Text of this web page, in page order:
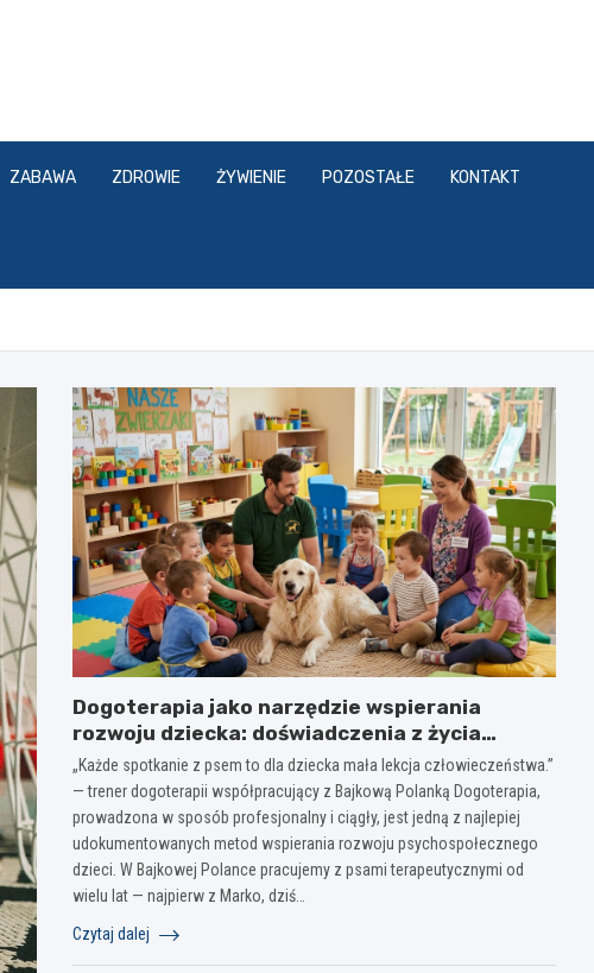
ZABAWA ZDROWIE ŻYWIENIE POZOSTAŁE KONTAKT
Dogoterapia jako narzędzie wspierania
rozwoju dziecka: doświadczenia z życia
żłobka, przedszkola ma bazie wieloletniej
obserwacji
„Każde spotkanie z psem to dla dziecka mała lekcja człowieczeństwa.”
— trener dogoterapii współpracujący z Bajkową Polanką Dogoterapia,
prowadzona w sposób profesjonalny i ciągły, jest jedną z najlepiej
udokumentowanych metod wspierania rozwoju psychospołecznego
dzieci. W Bajkowej Polance pracujemy z psami terapeutycznymi od
wielu lat — najpierw z Marko, dziś…
Czytaj dalej